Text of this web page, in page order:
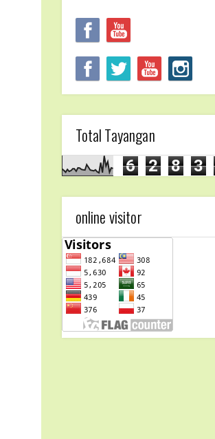
Total Tayangan
6 2 8 3
online visitor